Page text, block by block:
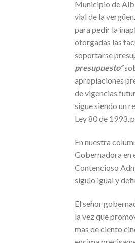
Municipio de
vial de la
para pedir la
otorgadas las
soportarse
presupuesto”
apropiaciones
de vigencias
sigue siendo un
Ley 80 de 1993,
En nuestra
Gobernadora en
Contencioso
siguió igual y
El señor
la vez que
mas de ciento